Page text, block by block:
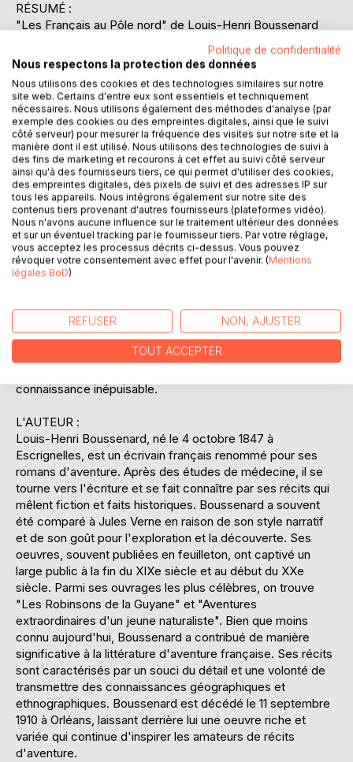
RÉSUMÉ :
"Les Français au Pôle nord" de Louis-Henri Boussenard
est une exploration captivante des premières expéditions
françaises au-delà du cercle Arctique. Ce livre plonge le
lecteur dans les défis et les aventures des explorateurs
français qui ont bravé les conditions extrêmes du Grand
Nord. À travers des récits détaillés, Boussenard dépeint les
paysages glacés, les rencontres avec les peuples
autochtones et les obstacles techniques auxquels ces
pionniers ont dû faire face. Le livre met en lumière les
motivations scientifiques et géographiques qui ont poussé
ces hommes à s'aventurer dans des territoires inexplorés.
Il s'agit d'un récit riche en détails historiques et
géographiques, qui offre une perspective unique sur la
contribution française à l'exploration polaire. En s'appuyant
sur des journaux de bord et des témoignages de l'époque,
Boussenard parvient à recréer l'atmosphère de ces
hommage à l'esprit d'aventure, mais aussi une réflexion sur
les enjeux humains et environnementaux liés à la conquête
des pôles. Les lecteurs intéressés par l'histoire des
explorations polaires et les amateurs de récits d'aventure
connaissance inépuisable.
L'AUTEUR :
Louis-Henri Boussenard, né le 4 octobre 1847 à
Escrignelles, est un écrivain français renommé pour ses
romans d'aventure. Après des études de médecine, il se
tourne vers l'écriture et se fait connaître par ses récits qui
mêlent fiction et faits historiques. Boussenard a souvent
été comparé à Jules Verne en raison de son style narratif
et de son goût pour l'exploration et la découverte. Ses
oeuvres, souvent publiées en feuilleton, ont captivé un
large public à la fin du XIXe siècle et au début du XXe
siècle. Parmi ses ouvrages les plus célèbres, on trouve
"Les Robinsons de la Guyane" et "Aventures
extraordinaires d'un jeune naturaliste". Bien que moins
connu aujourd'hui, Boussenard a contribué de manière
significative à la littérature d'aventure française. Ses récits
sont caractérisés par un souci du détail et une volonté de
transmettre des connaissances géographiques et
ethnographiques. Boussenard est décédé le 11 septembre
1910 à Orléans, laissant derrière lui une oeuvre riche et
variée qui continue d'inspirer les amateurs de récits
d'aventure.
Politique de confidentialité
Nous respectons la protection des données
Nous utilisons des cookies et des technologies similaires sur notre
site web. Certains d'entre eux sont essentiels et techniquement
nécessaires. Nous utilisons également des méthodes d'analyse (par
exemple des cookies ou des empreintes digitales, ainsi que le suivi
côté serveur) pour mesurer la fréquence des visites sur notre site et la
manière dont il est utilisé. Nous utilisons des technologies de suivi à
des fins de marketing et recourons à cet effet au suivi côté serveur
ainsi qu'à des fournisseurs tiers, ce qui permet d'utiliser des cookies,
des empreintes digitales, des pixels de suivi et des adresses IP sur
tous les appareils. Nous intégrons également sur notre site des
contenus tiers provenant d'autres fournisseurs (plateformes vidéo).
Nous n'avons aucune influence sur le traitement ultérieur des données
et sur un éventuel tracking par le fournisseur tiers. Par votre réglage,
vous acceptez les processus décrits ci-dessus. Vous pouvez
révoquer votre consentement avec effet pour l'avenir. (Mentions
légales BoD)
REFUSER NON, AJUSTER
TOUT ACCEPTER